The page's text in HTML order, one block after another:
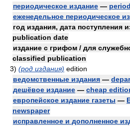
периодическое издание —
еженедельное периодическое
год издания, дата поступления
publication date
издание с грифом / для
classified publication
3) (род издания) edition
ведомственные издания —
дешёвое издание — cheap
европейское издание газеты —
newspaper
исправленное и дополненное